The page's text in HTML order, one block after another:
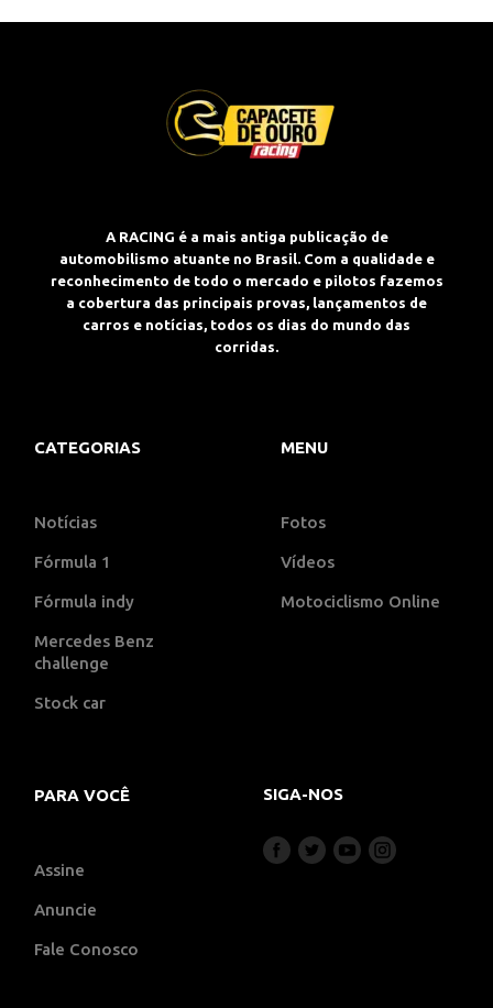
A RACING é a mais antiga publicação de
automobilismo atuante no Brasil. Com a qualidade e
reconhecimento de todo o mercado e pilotos fazemos
a cobertura das principais provas, lançamentos de
carros e notícias, todos os dias do mundo das
corridas.
CATEGORIAS
Notícias
Fórmula 1
Fórmula indy
Mercedes Benz
challenge
Stock car
MENU
Fotos
Vídeos
Motociclismo Online
PARA VOCÊ
Assine
Anuncie
Fale Conosco
SIGA-NOS